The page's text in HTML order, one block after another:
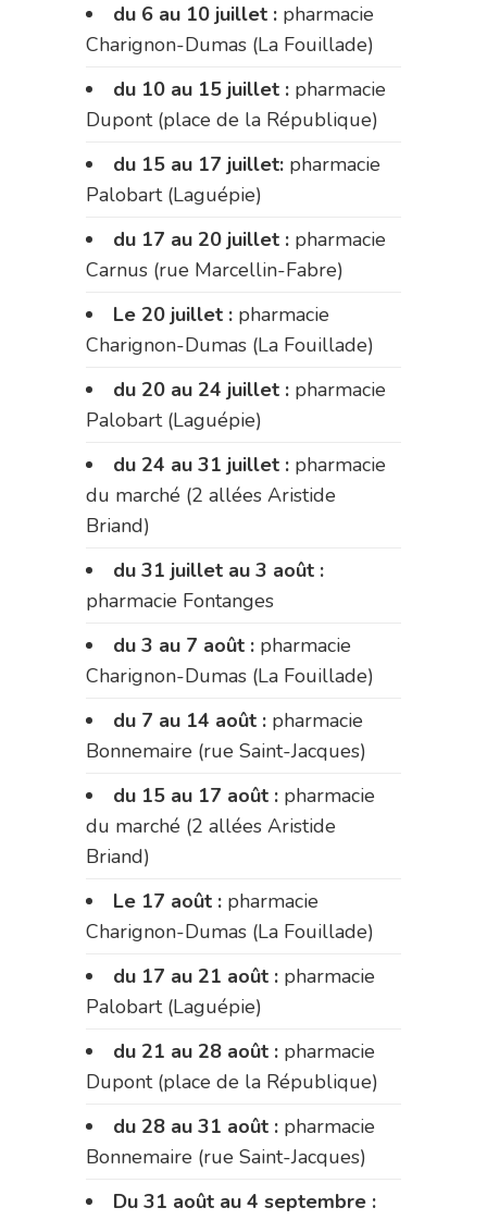
du 6 au 10 juillet : pharmacie
Charignon-Dumas (La Fouillade)
du 10 au 15 juillet : pharmacie
Dupont (place de la République)
du 15 au 17 juillet: pharmacie
Palobart (Laguépie)
du 17 au 20 juillet : pharmacie
Carnus (rue Marcellin-Fabre)
Le 20 juillet : pharmacie
Charignon-Dumas (La Fouillade)
du 20 au 24 juillet : pharmacie
Palobart (Laguépie)
du 24 au 31 juillet : pharmacie
du marché (2 allées Aristide
Briand)
du 31 juillet au 3 août :
pharmacie Fontanges
du 3 au 7 août : pharmacie
Charignon-Dumas (La Fouillade)
du 7 au 14 août : pharmacie
Bonnemaire (rue Saint-Jacques)
du 15 au 17 août : pharmacie
du marché (2 allées Aristide
Briand)
Le 17 août : pharmacie
Charignon-Dumas (La Fouillade)
du 17 au 21 août : pharmacie
Palobart (Laguépie)
du 21 au 28 août : pharmacie
Dupont (place de la République)
du 28 au 31 août : pharmacie
Bonnemaire (rue Saint-Jacques)
Du 31 août au 4 septembre :